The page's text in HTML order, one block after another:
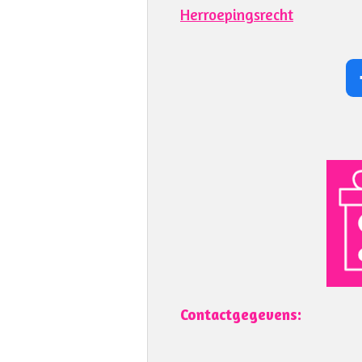
Herroepingsrecht
Contactgegevens: